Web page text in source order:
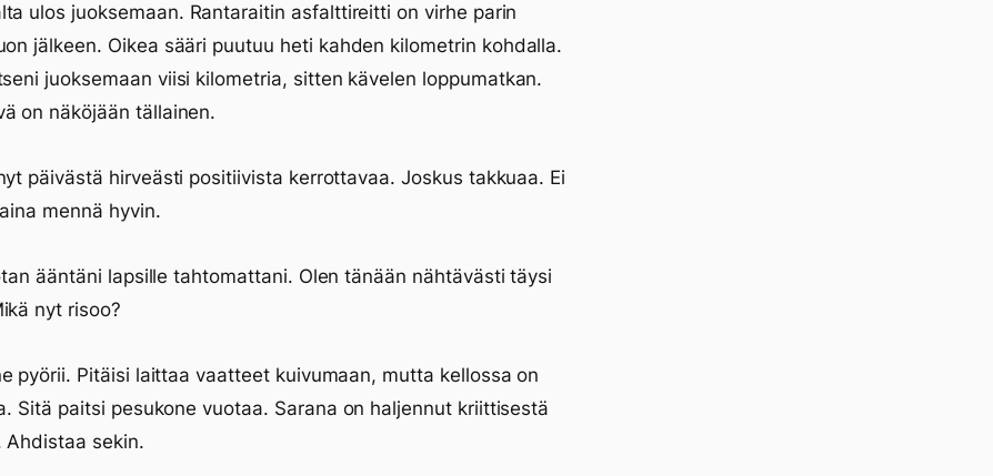
ulos juoksemaan. Rantaraitin asfalttireitti on virhe parin
jälkeen. Oikea sääri puutuu heti kahden kilometrin kohdalla.
juoksemaan viisi kilometria, sitten kävelen loppumatkan.
on näköjään tällainen.
päivästä hirveästi positiivista kerrottavaa. Joskus takkuaa. Ei
mennä hyvin.
ääntäni lapsille tahtomattani. Olen tänään nähtävästi täysi
nyt risoo?
pyörii. Pitäisi laittaa vaatteet kuivumaan, mutta kellossa on
Sitä paitsi pesukone vuotaa. Sarana on haljennut kriittisestä
Ahdistaa sekin.